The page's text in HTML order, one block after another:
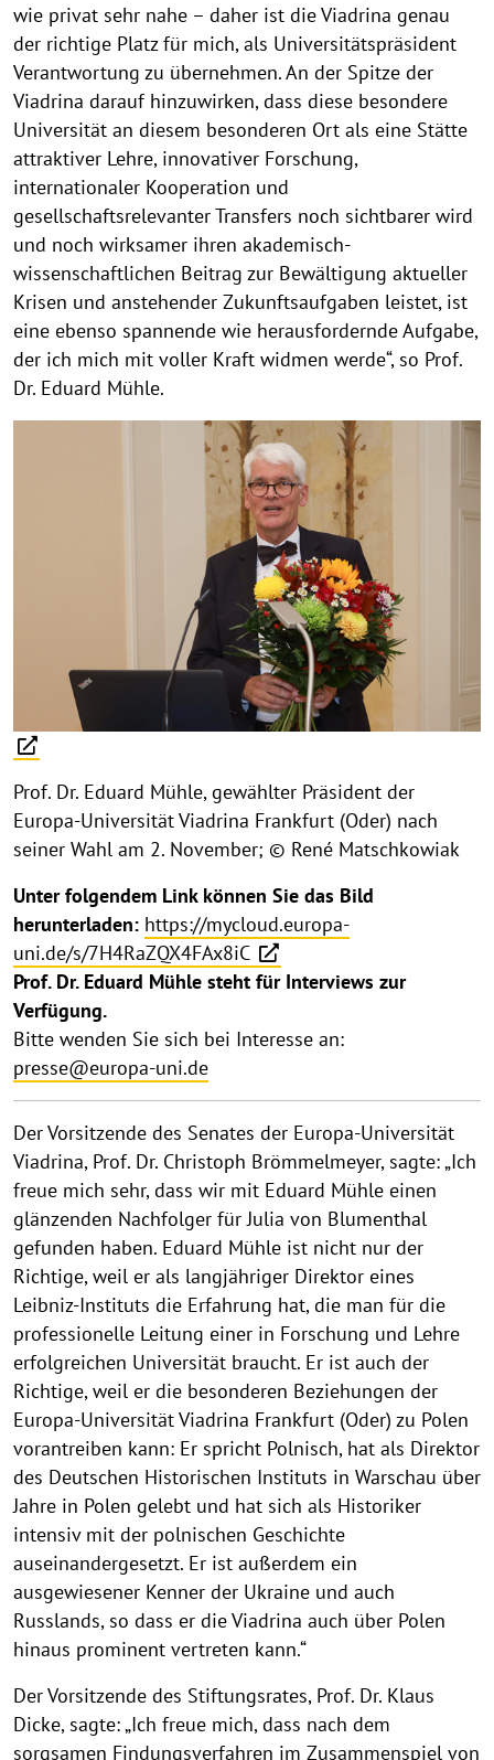
wie privat sehr nahe – daher ist die Viadrina genau
der richtige Platz für mich, als Universitätspräsident
Verantwortung zu übernehmen. An der Spitze der
Viadrina darauf hinzuwirken, dass diese besondere
Universität an diesem besonderen Ort als eine Stätte
attraktiver Lehre, innovativer Forschung,
internationaler Kooperation und
gesellschaftsrelevanter Transfers noch sichtbarer wird
und noch wirksamer ihren akademisch-
wissenschaftlichen Beitrag zur Bewältigung aktueller
Krisen und anstehender Zukunftsaufgaben leistet, ist
eine ebenso spannende wie herausfordernde Aufgabe,
der ich mich mit voller Kraft widmen werde“, so Prof.
Dr. Eduard Mühle.
Prof. Dr. Eduard Mühle, gewählter Präsident der
Europa-Universität Viadrina Frankfurt (Oder) nach
seiner Wahl am 2. November; © René Matschkowiak
Unter folgendem Link können Sie das Bild
herunterladen: https://mycloud.europa-
uni.de/s/7H4RaZQX4FAx8iC
Prof. Dr. Eduard Mühle steht für Interviews zur
Verfügung.
Bitte wenden Sie sich bei Interesse an:
presse@europa-uni.de
Der Vorsitzende des Senates der Europa-Universität
Viadrina, Prof. Dr. Christoph Brömmelmeyer, sagte: „Ich
freue mich sehr, dass wir mit Eduard Mühle einen
glänzenden Nachfolger für Julia von Blumenthal
gefunden haben. Eduard Mühle ist nicht nur der
Richtige, weil er als langjähriger Direktor eines
Leibniz-Instituts die Erfahrung hat, die man für die
professionelle Leitung einer in Forschung und Lehre
erfolgreichen Universität braucht. Er ist auch der
Richtige, weil er die besonderen Beziehungen der
Europa-Universität Viadrina Frankfurt (Oder) zu Polen
vorantreiben kann: Er spricht Polnisch, hat als Direktor
des Deutschen Historischen Instituts in Warschau über
Jahre in Polen gelebt und hat sich als Historiker
intensiv mit der polnischen Geschichte
auseinandergesetzt. Er ist außerdem ein
ausgewiesener Kenner der Ukraine und auch
Russlands, so dass er die Viadrina auch über Polen
hinaus prominent vertreten kann.“
Der Vorsitzende des Stiftungsrates, Prof. Dr. Klaus
Dicke, sagte: „Ich freue mich, dass nach dem
sorgsamen Findungsverfahren im Zusammenspiel von